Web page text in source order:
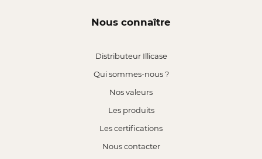
Nous connaître
Distributeur Illicase
Qui sommes-nous ?
Nos valeurs
Les produits
Les certifications
Nous contacter